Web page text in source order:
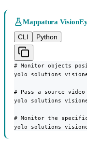
Mappatura
CLI
Python
# Monitor objects
yolo solutions
# Pass a source video
yolo solutions
# Monitor the
yolo solutions